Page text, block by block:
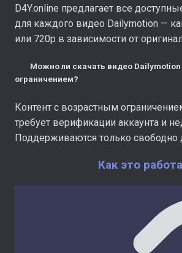
D4Y.online предлагает все
для каждого видео Dailymotion —
или 720p в зависимости от
Можно ли скачать видео
ограничением?
Контент с возрастным
требует верификации аккаунта и
Поддерживаются только свободно
Как это